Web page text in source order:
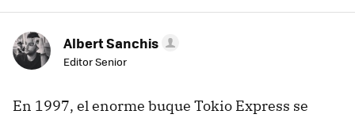
Albert Sanchis
Editor Senior
En 1997, el enorme buque Tokio Express se